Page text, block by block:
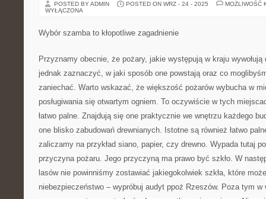
POSTED BY ADMIN POSTED ON WRZ - 24 - 2025
MOŻLIWOŚĆ
WYŁĄCZONA
Wybór szamba to kłopotliwe zagadnienie
Przyznamy obecnie, że pożary, jakie występują w kraju
jednak zaznaczyć, w jaki sposób one powstają oraz co
zaniechać. Warto wskazać, że większość pożarów wybucha w
posługiwania się otwartym ogniem. To oczywiście w tych
łatwo palne. Znajdują się one praktycznie we wnętrzu każdego
one blisko zabudowań drewnianych. Istotne są również łatwo
zaliczamy na przykład siano, papier, czy drewno. Wypada tutaj
przyczyna pożaru. Jego przyczyną ma prawo być szkło. W
lasów nie powinniśmy zostawiać jakiegokolwiek szkła, które
niebezpieczeństwo – wypróbuj audyt ppoż Rzeszów. Poza tym w